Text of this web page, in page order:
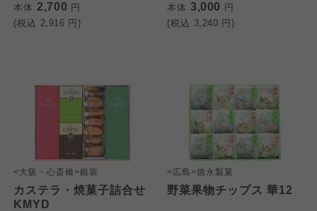
本体 2,700 円
(税込 2,916 円)
本体 3,000 円
(税込 3,240 円)
<大阪・心斎橋>銀装
カステラ・焼菓子詰合せ
KMYD
<広島>徳永製菓
野菜果物チップス 華12